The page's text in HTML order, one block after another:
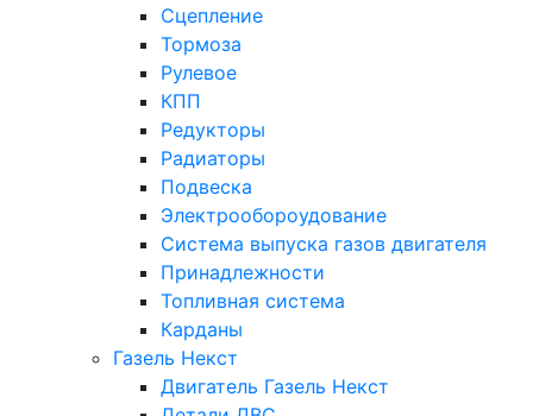
Сцепление
Тормоза
Рулевое
КПП
Редукторы
Радиаторы
Подвеска
Электрообороудование
Система выпуска газов двигателя
Принадлежности
Топливная система
Карданы
Газель Некст
Двигатель Газель Некст